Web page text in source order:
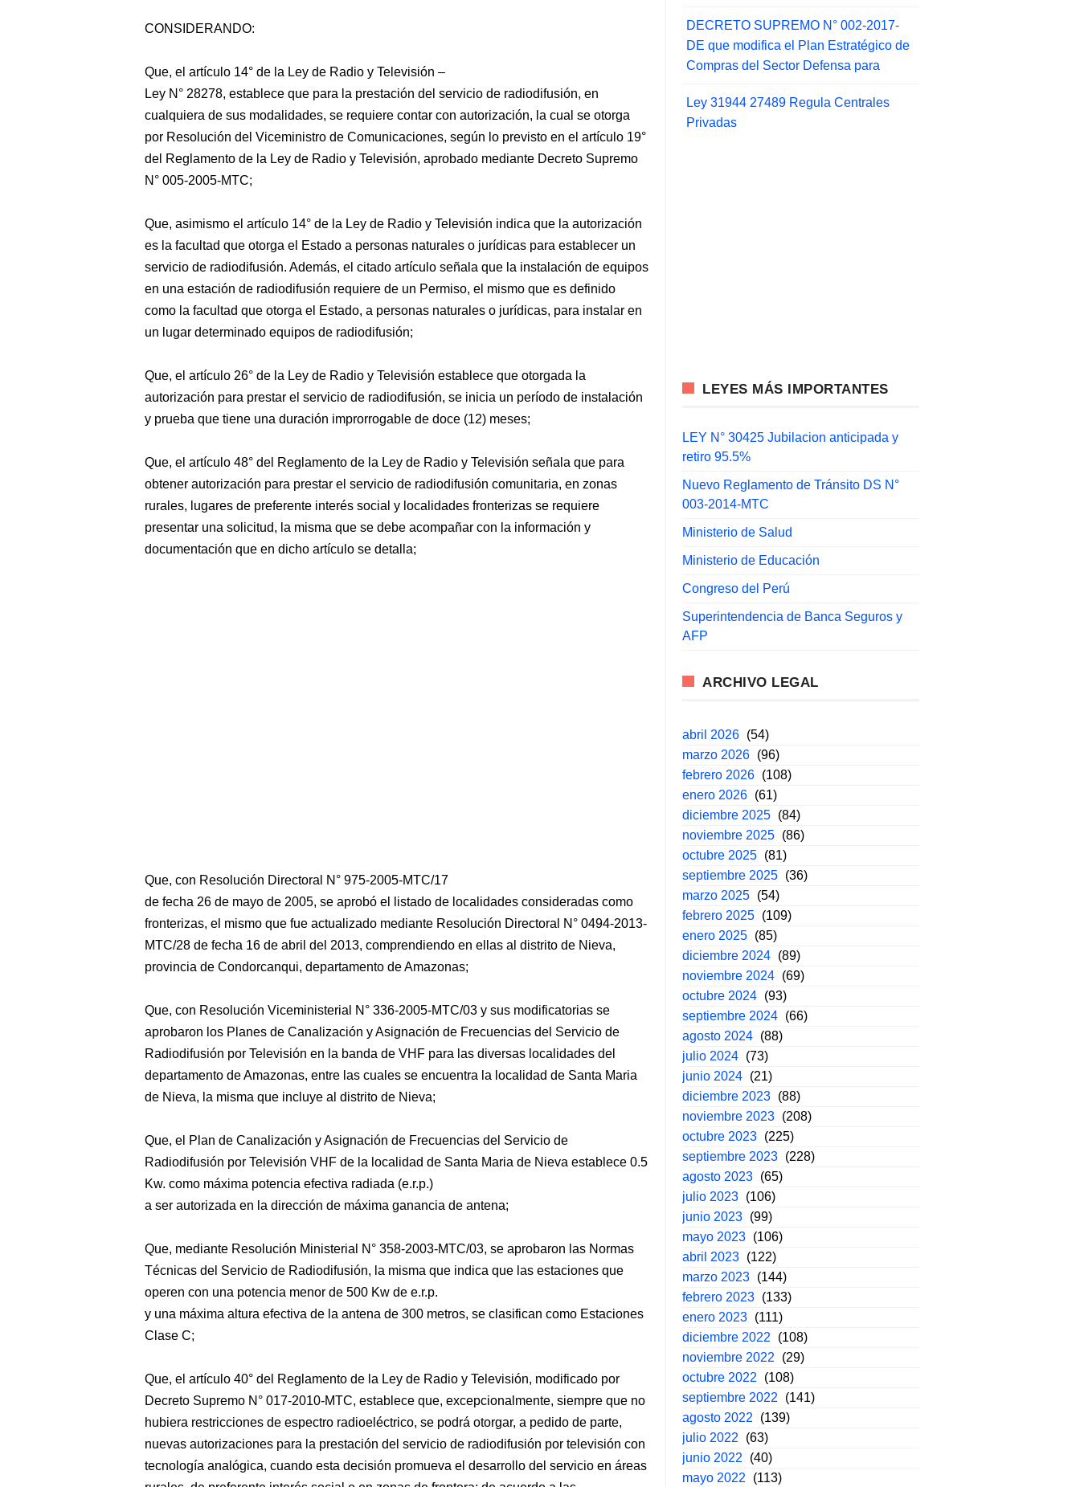
CONSIDERANDO:
Que, el artículo 14° de la Ley de Radio y Televisión –
Ley N° 28278, establece que para la prestación del servicio de radiodifusión, en
cualquiera de sus modalidades, se requiere contar con autorización, la cual se otorga
por Resolución del Viceministro de Comunicaciones, según lo previsto en el artículo 19°
del Reglamento de la Ley de Radio y Televisión, aprobado mediante Decreto Supremo
N° 005-2005-MTC;
Que, asimismo el artículo 14° de la Ley de Radio y Televisión indica que la autorización
es la facultad que otorga el Estado a personas naturales o jurídicas para establecer un
servicio de radiodifusión. Además, el citado artículo señala que la instalación de equipos
en una estación de radiodifusión requiere de un Permiso, el mismo que es definido
como la facultad que otorga el Estado, a personas naturales o jurídicas, para instalar en
un lugar determinado equipos de radiodifusión;
Que, el artículo 26° de la Ley de Radio y Televisión establece que otorgada la
autorización para prestar el servicio de radiodifusión, se inicia un período de instalación
y prueba que tiene una duración improrrogable de doce (12) meses;
Que, el artículo 48° del Reglamento de la Ley de Radio y Televisión señala que para
obtener autorización para prestar el servicio de radiodifusión comunitaria, en zonas
rurales, lugares de preferente interés social y localidades fronterizas se requiere
presentar una solicitud, la misma que se debe acompañar con la información y
documentación que en dicho artículo se detalla;
Que, con Resolución Directoral N° 975-2005-MTC/17
de fecha 26 de mayo de 2005, se aprobó el listado de localidades consideradas como
fronterizas, el mismo que fue actualizado mediante Resolución Directoral N° 0494-2013-
MTC/28 de fecha 16 de abril del 2013, comprendiendo en ellas al distrito de Nieva,
provincia de Condorcanqui, departamento de Amazonas;
Que, con Resolución Viceministerial N° 336-2005-MTC/03 y sus modificatorias se
aprobaron los Planes de Canalización y Asignación de Frecuencias del Servicio de
Radiodifusión por Televisión en la banda de VHF para las diversas localidades del
departamento de Amazonas, entre las cuales se encuentra la localidad de Santa Maria
de Nieva, la misma que incluye al distrito de Nieva;
Que, el Plan de Canalización y Asignación de Frecuencias del Servicio de
Radiodifusión por Televisión VHF de la localidad de Santa Maria de Nieva establece 0.5
Kw. como máxima potencia efectiva radiada (e.r.p.)
a ser autorizada en la dirección de máxima ganancia de antena;
Que, mediante Resolución Ministerial N° 358-2003-MTC/03, se aprobaron las Normas
Técnicas del Servicio de Radiodifusión, la misma que indica que las estaciones que
operen con una potencia menor de 500 Kw de e.r.p.
y una máxima altura efectiva de la antena de 300 metros, se clasifican como Estaciones
Clase C;
Que, el artículo 40° del Reglamento de la Ley de Radio y Televisión, modificado por
Decreto Supremo N° 017-2010-MTC, establece que, excepcionalmente, siempre que no
hubiera restricciones de espectro radioeléctrico, se podrá otorgar, a pedido de parte,
nuevas autorizaciones para la prestación del servicio de radiodifusión por televisión con
tecnología analógica, cuando esta decisión promueva el desarrollo del servicio en áreas
DECRETO SUPREMO N° 002-2017-
DE que modifica el Plan Estratégico de
Compras del Sector Defensa para
Ley 31944 27489 Regula Centrales
Privadas
LEYES MÁS IMPORTANTES
LEY N° 30425 Jubilacion anticipada y
retiro 95.5%
Nuevo Reglamento de Tránsito DS N°
003-2014-MTC
Ministerio de Salud
Ministerio de Educación
Congreso del Perú
Superintendencia de Banca Seguros y
AFP
ARCHIVO LEGAL
abril 2026 (54)
marzo 2026 (96)
febrero 2026 (108)
enero 2026 (61)
diciembre 2025 (84)
noviembre 2025 (86)
octubre 2025 (81)
septiembre 2025 (36)
marzo 2025 (54)
febrero 2025 (109)
enero 2025 (85)
diciembre 2024 (89)
noviembre 2024 (69)
octubre 2024 (93)
septiembre 2024 (66)
agosto 2024 (88)
julio 2024 (73)
junio 2024 (21)
diciembre 2023 (88)
noviembre 2023 (208)
octubre 2023 (225)
septiembre 2023 (228)
agosto 2023 (65)
julio 2023 (106)
junio 2023 (99)
mayo 2023 (106)
abril 2023 (122)
marzo 2023 (144)
febrero 2023 (133)
enero 2023 (111)
diciembre 2022
(108)
noviembre 2022
(29)
octubre 2022
(108)
septiembre 2022
(141)
agosto 2022
(139)
julio 2022
(63)
junio 2022
(40)
mayo 2022
(113)